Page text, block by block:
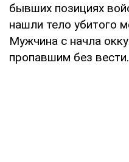
бывших позициях
нашли тело убитого
Мужчина с начла
пропавшим без вести.